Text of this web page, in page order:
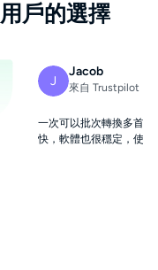
戶的選擇
J
Jacob
來自 Trustpilot
一次可以批次轉換多首歌
快，軟體也很穩定，使用